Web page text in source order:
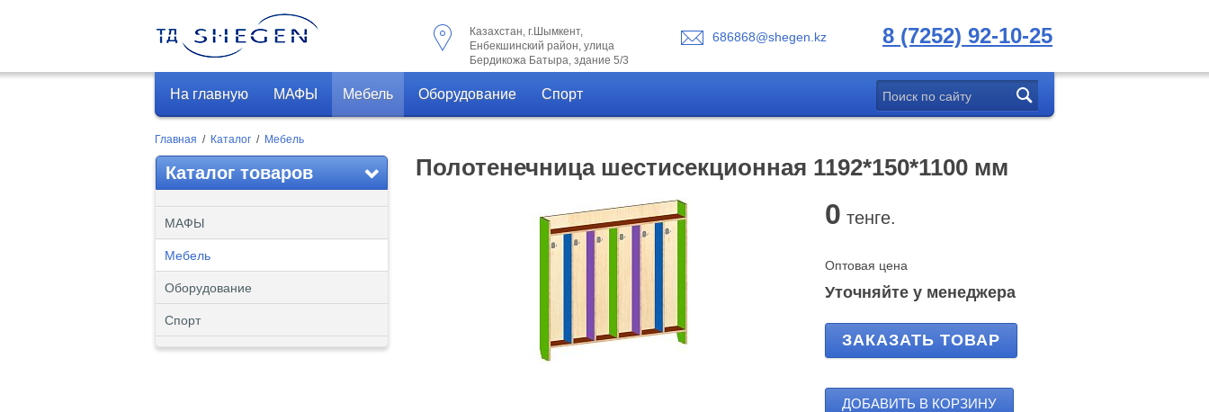
Казахстан, г.Шымкент,
Енбекшинский район, улица
Бердикожа Батыра, здание 5/3
686868@shegen.kz 8 (7252) 92-10-25
На главную МАФЫ Мебель Оборудование Спорт
Главная / Каталог / Мебель
Каталог товаров
МАФЫ
Мебель
Оборудование
Спорт
Полотенечница шестисекционная 1192*150*1100 мм
0 тенге.
Оптовая цена
Уточняйте у менеджера
ЗАКАЗАТЬ ТОВАР
ДОБАВИТЬ В КОРЗИНУ